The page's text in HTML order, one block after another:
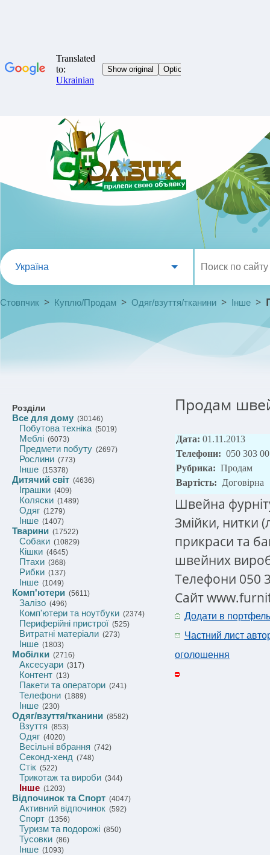
Україна
Стовпчик > Куплю/Продам > Одяг/взуття/тканини > Інше >
Розділи
Все для дому (30146)
Побутова техніка(5019)
Меблі (6073)
Предмети побуту (2697)
Рослини (773)
Інше (15378)
Дитячий світ (4636)
Іграшки (409)
Коляски (1489)
Одяг (1279)
Інше (1407)
Тварини (17522)
Собаки (10829)
Кішки (4645)
Птахи (368)
Рибки (137)
Інше (1049)
Комп'ютери (5611)
Залізо (496)
Комп'ютери та ноутбуки (2374)
Периферійні пристрої (525)
Витратні матеріали (273)
Інше (1803)
Мобілки (2716)
Аксесуари (317)
Контент (13)
Пакети та оператори (241)
Телефони (1889)
Інше (230)
Одяг/взуття/тканини (8582)
Взуття (853)
Одяг (4020)
Весільні вбрання (742)
Секонд-хенд (748)
Стік (522)
Трикотаж та вироби (344)
Інше (1203)
Відпочинок та Спорт (4047)
Активний відпочинок (592)
Спорт (1356)
Туризм та подорожі (850)
Тусовки (86)
Інше (1093)
Продам
Дата: 01.11.2013
Телефони: 050 303
Рубрика: Продам
Вартість: Договірна
Швейна
Змійки, нитки
прикраси та
швейних
Телефони 050
Сайт
Додати в портфель
Частний лист
оголошення